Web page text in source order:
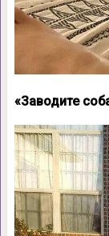
«Заводите